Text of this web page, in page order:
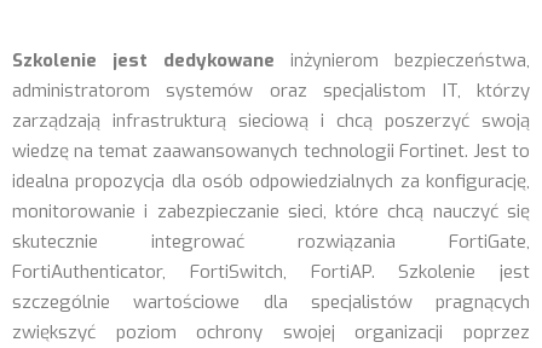
Szkolenie jest dedykowane inżynierom bezpieczeństwa,
administratorom systemów oraz specjalistom IT, którzy
zarządzają infrastrukturą sieciową i chcą poszerzyć swoją
wiedzę na temat zaawansowanych technologii Fortinet. Jest to
idealna propozycja dla osób odpowiedzialnych za konfigurację,
monitorowanie i zabezpieczanie sieci, które chcą nauczyć się
skutecznie integrować rozwiązania FortiGate,
FortiAuthenticator, FortiSwitch, FortiAP. Szkolenie jest
szczególnie wartościowe dla specjalistów pragnących
zwiększyć poziom ochrony swojej organizacji poprzez